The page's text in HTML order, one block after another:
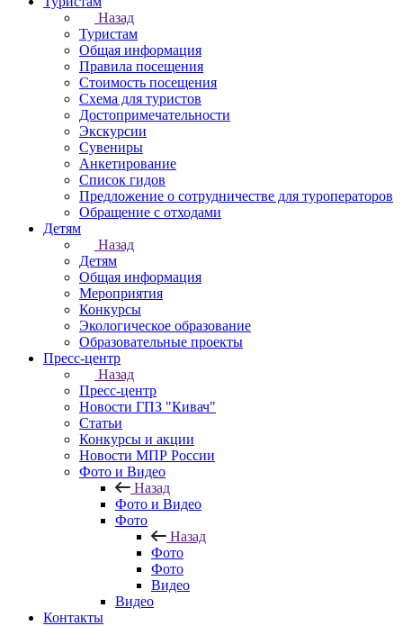
Назад
Туристам
Общая информация
Правила посещения
Стоимость посещения
Схема для туристов
Достопримечательности
Экскурсии
Сувениры
Анкетирование
Список гидов
Предложение о сотрудничестве для туроператоров
Обращение с отходами
Детям
Назад
Детям
Общая информация
Мероприятия
Конкурсы
Экологическое образование
Образовательные проекты
Пресс-центр
Назад
Пресс-центр
Новости ГПЗ "Кивач"
Статьи
Конкурсы и акции
Новости МПР России
Фото и Видео
Назад
Фото и Видео
Фото
Назад
Фото
Фото
Видео
Видео
Контакты